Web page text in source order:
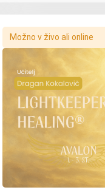
Možno v živo ali online